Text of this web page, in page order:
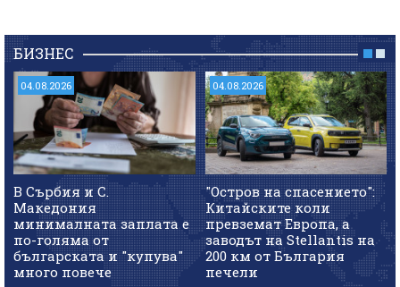
БИЗНЕС
04.08.2026
В Сърбия и С.
Македония
минималната заплата е
по-голяма от
българската и "купува"
много повече
04.08.2026
"Остров на спасението":
Китайските коли
превземат Европа, а
заводът на Stellantis на
200 км от България
печели